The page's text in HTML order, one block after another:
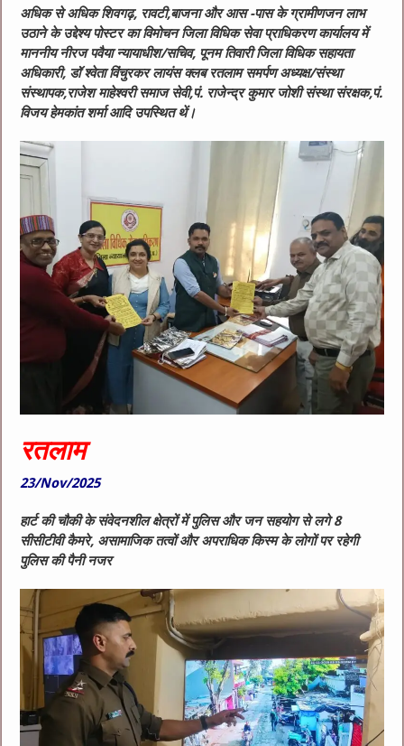
अधिक से अधिक शिवगढ़, रावटी,बाजना और आस -पास के ग्रामीणजन लाभ
उठाने के उद्देश्य पोस्टर का विमोचन जिला विधिक सेवा प्राधिकरण कार्यालय में
माननीय नीरज पवैया न्यायाधीश/सचिव, पूनम तिवारी जिला विधिक सहायता
अधिकारी, डॉ श्वेता विंचुरकर लायंस क्लब रतलाम समर्पण अध्यक्ष/संस्था
संस्थापक,राजेश माहेश्वरी समाज सेवी,पं. राजेन्द्र कुमार जोशी संस्था संरक्षक,पं.
विजय हेमकांत शर्मा आदि उपस्थित थें।
रतलाम
23/Nov/2025
हार्ट की चौकी के संवेदनशील क्षेत्रों में पुलिस और जन सहयोग से लगे 8
सीसीटीवी कैमरे, असामाजिक तत्वों और अपराधिक किस्म के लोगों पर रहेगी
पुलिस की पैनी नजर